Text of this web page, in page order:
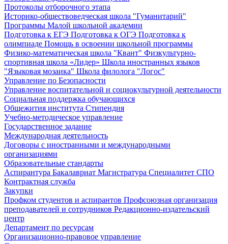
Протоколы отборочного этапа
Историко-обществоведческая школа "Гуманитарий"
Программы Малой школьной академии
Подготовка к ЕГЭ Подготовка к ОГЭ Подготовка к
олимпиаде Помощь в освоении школьной программы
Физико-математическая школа "Квант" Физкультурно-
спортивная школа «Лидер» Школа иностранных языков
"Языковая мозаика" Школа филолога "Логос"
Управление по Безопасности
Управление воспитательной и социокультурной деятельности
Социальная поддержка обучающихся
Общежития института Стипендия
Учебно-методическое управление
Государственное задание
Международная деятельность
Договоры с иностранными и международными
организациями
Образовательные стандарты
Аспирантура Бакалавриат Магистратура Специалитет СПО
Контрактная служба
Закупки
Профком студентов и аспирантов Профсоюзная организация
преподавателей и сотрудников Редакционно-издательский
центр
Департамент по ресурсам
Организационно-правовое управление